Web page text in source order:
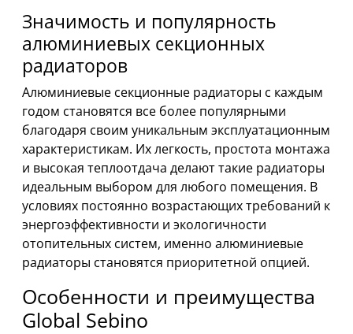
Значимость и популярность
алюминиевых секционных
радиаторов
Алюминиевые секционные радиаторы с каждым
годом становятся все более популярными
благодаря своим уникальным эксплуатационным
характеристикам. Их легкость, простота монтажа
и высокая теплоотдача делают такие радиаторы
идеальным выбором для любого помещения. В
условиях постоянно возрастающих требований к
энергоэффективности и экологичности
отопительных систем, именно алюминиевые
радиаторы становятся приоритетной опцией.
Особенности и преимущества
Global Sebino